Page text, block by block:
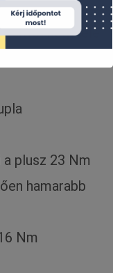
négyféle
plusz 23 Nm
hamarabb
Nm